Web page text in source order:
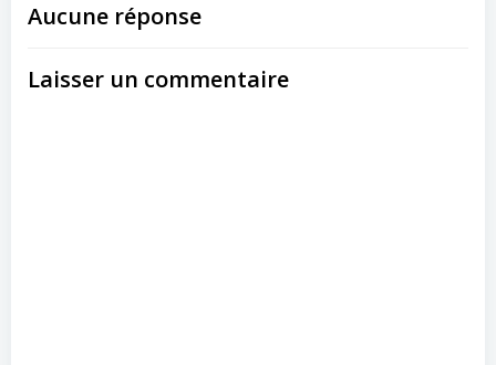
Aucune réponse
Laisser un commentaire